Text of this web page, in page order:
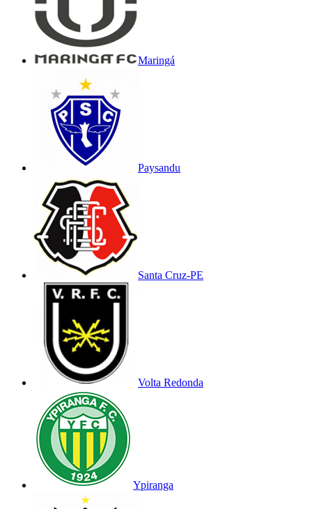
Maringá
Paysandu
Santa Cruz-PE
Volta Redonda
Ypiranga